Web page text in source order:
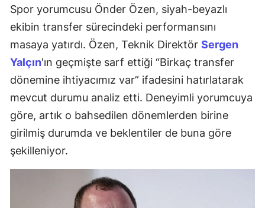
Spor yorumcusu Önder Özen, siyah-beyazlı
ekibin transfer sürecindeki performansını
masaya yatırdı. Özen, Teknik Direktör Sergen
Yalçın'ın geçmişte sarf ettiği “Birkaç transfer
dönemine ihtiyacımız var” ifadesini hatırlatarak
mevcut durumu analiz etti. Deneyimli yorumcuya
göre, artık o bahsedilen dönemlerden birine
girilmiş durumda ve beklentiler de buna göre
şekilleniyor.